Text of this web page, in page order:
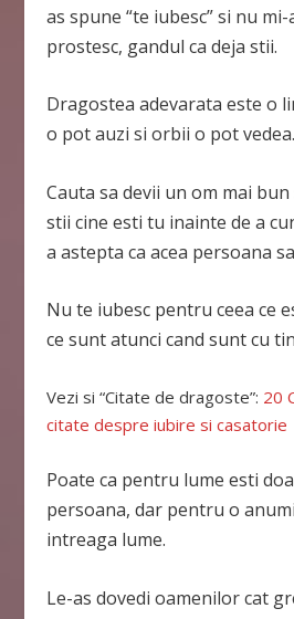
as spune “te iubesc” si nu
prostesc, gandul ca deja stii.
Dragostea adevarata este o
o pot auzi si orbii o pot vedea.
Cauta sa devii un om mai
stii cine esti tu inainte de a
a astepta ca acea persoana
Nu te iubesc pentru ceea ce
ce sunt atunci cand sunt cu
Vezi si “Citate de dragoste”: 20
citate despre iubire si casatorie
Poate ca pentru lume esti
persoana, dar pentru o
intreaga lume.
Le-as dovedi oamenilor cat